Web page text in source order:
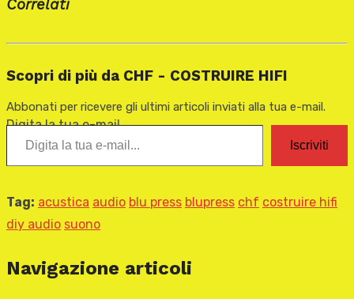
Correlati
Scopri di più da CHF - COSTRUIRE HIFI
Abbonati per ricevere gli ultimi articoli inviati alla tua e-mail.
Digita la tua e-mail...
Iscriviti
Tag: acustica audio blu press blupress chf costruire hifi
diy audio suono
Navigazione articoli